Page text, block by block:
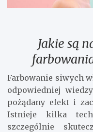
Jakie są
Farbowanie siwych
odpowiedniej
pożądany efekt i
Istnieje kilka
szczególnie